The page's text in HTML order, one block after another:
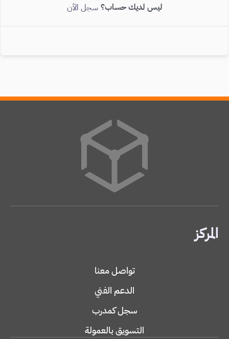
ليس لديك حساب؟ سجل الآن
المركز
تواصل معنا
الدعم الفني
سجل كمدرب
التسويق بالعمولة